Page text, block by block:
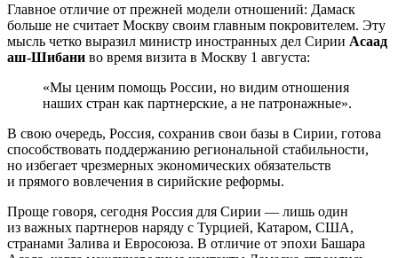
Главное отличие от прежней модели отношений: Дамаск
больше не считает Москву своим главным покровителем. Эту
мысль четко выразил министр иностранных дел Сирии Асаад
аш-Шибани во время визита в Москву 1 августа:
«Мы ценим помощь России, но видим отношения
наших стран как партнерские, а не патронажные».
В свою очередь, Россия, сохранив свои базы в Сирии, готова
способствовать поддержанию региональной стабильности,
но избегает чрезмерных экономических обязательств
и прямого вовлечения в сирийские реформы.
Проще говоря, сегодня Россия для Сирии — лишь один
из важных партнеров наряду с Турцией, Катаром, США,
странами Залива и Евросоюза. В отличие от эпохи Башара